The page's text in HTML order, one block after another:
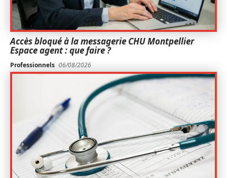
Accès bloqué à la messagerie CHU Montpellier
Espace agent : que faire ?
Professionnels 06/08/2026